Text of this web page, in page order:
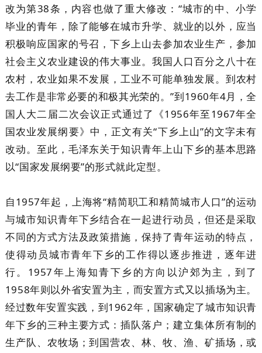
改为第38条，内容也做了重大修改：“城市的中、小学
毕业的青年，除了能够在城市升学、就业的以外，应当
积极响应国家的号召，下乡上山去参加农业生产，参加
社会主义农业建设的伟大事业。我国人口百分之八十在
农村，农业如果不发展，工业不可能单独发展。到农村
去工作是非常必要的和极其光荣的。”到1960年4月，全
国人大二届二次会议正式通过了《1956年至1967年全
国农业发展纲要》中，正文有关“下乡上山”的文字未有
改动。至此，毛泽东关于知识青年上山下乡的基本思路
以“国家发展纲要”的形式就此定型。
自1957年起，上海将“精简职工和精简城市人口”的运动
与城市知识青年下乡结合在一起进行动员，但还是采取
不同的方式方法及政策措施，保持了青年运动的特点，
使得动员城市青年下乡的工作得以逐步推进，逐年进
行。1957年上海知青下乡的方向以沪郊为主，到了
1958年则以外省安置为主，而安置方式又以插场为主。
经过数年安置实践，到1962年，国家确定了城市知识青
年下乡的三种主要方式：插队落户；建立集体所有制的
生产队、农牧场；到国营农、林、牧、渔、矿插场，或